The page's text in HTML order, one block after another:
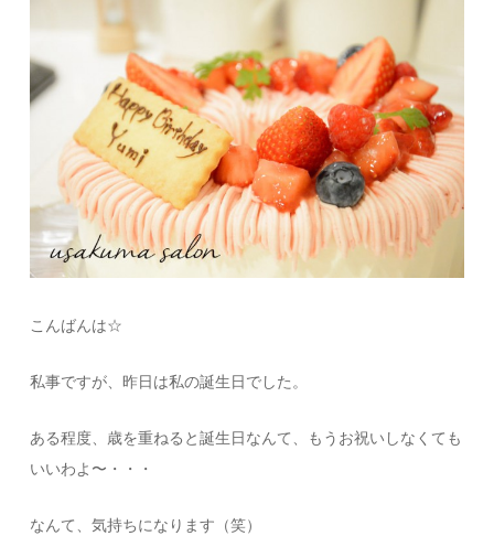
こんばんは☆
私事ですが、昨日は私の誕生日でした。
ある程度、歳を重ねると誕生日なんて、もうお祝いしなくても
いいわよ〜・・・
なんて、気持ちになります（笑）